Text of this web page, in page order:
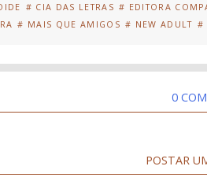
# CIA DAS LETRAS # EDITORA
# MAIS QUE AMIGOS # NEW ADULT #
0
POSTAR